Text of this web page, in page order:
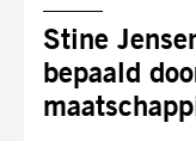
Stine
bepaald